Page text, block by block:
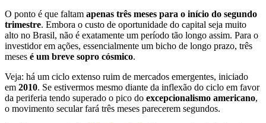
O ponto é que faltam apenas três meses para o início do segundo
trimestre. Embora o custo de oportunidade do capital seja muito
alto no Brasil, não é exatamente um período tão longo assim. Para o
investidor em ações, essencialmente um bicho de longo prazo, três
meses é um breve sopro cósmico.
Veja: há um ciclo extenso ruim de mercados emergentes, iniciado
em 2010. Se estivermos mesmo diante da inflexão do ciclo em favor
da periferia tendo superado o pico do excepcionalismo americano,
o movimento secular fará três meses parecerem segundos.